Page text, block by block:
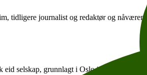
tidligere journalist og redaktør og
eid selskap, grunnlagt i Oslo i 2016. Siden